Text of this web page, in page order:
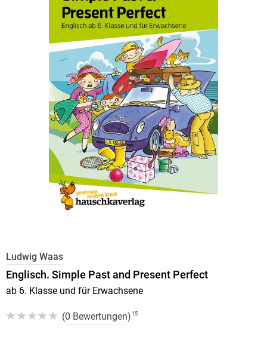
Ludwig Waas
Englisch. Simple Past and Present Perfect
ab 6. Klasse und für Erwachsene
(0 Bewertungen) 15